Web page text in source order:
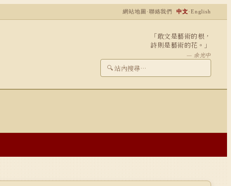
網站地圖 ·聯絡我們 中文·English
「敢文是藝術的根，
詩則是藝術的花。」
— 余光中
🔍